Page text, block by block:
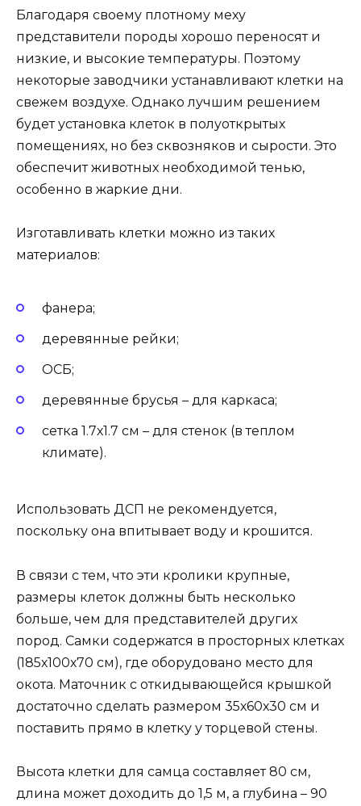
Благодаря своему плотному меху
представители породы хорошо переносят и
низкие, и высокие температуры. Поэтому
некоторые заводчики устанавливают клетки на
свежем воздухе. Однако лучшим решением
будет установка клеток в полуоткрытых
помещениях, но без сквозняков и сырости. Это
обеспечит животных необходимой тенью,
особенно в жаркие дни.
Изготавливать клетки можно из таких
материалов:
фанера;
деревянные рейки;
ОСБ;
деревянные брусья – для каркаса;
сетка 1.7х1.7 см – для стенок (в теплом
климате).
Использовать ДСП не рекомендуется,
поскольку она впитывает воду и крошится.
В связи с тем, что эти кролики крупные,
размеры клеток должны быть несколько
больше, чем для представителей других
пород. Самки содержатся в просторных клетках
(185х100х70 см), где оборудовано место для
окота. Маточник с откидывающейся крышкой
достаточно сделать размером 35х60х30 см и
поставить прямо в клетку у торцевой стены.
Высота клетки для самца составляет 80 см,
длина может доходить до 1,5 м, а глубина – 90